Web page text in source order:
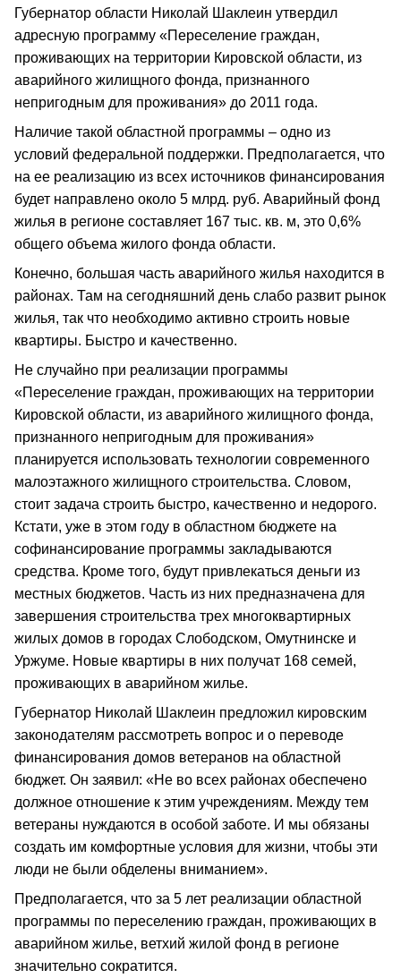
Губернатор области Николай Шаклеин утвердил
адресную программу «Переселение граждан,
проживающих на территории Кировской области, из
аварийного жилищного фонда, признанного
непригодным для проживания» до 2011 года.
Наличие такой областной программы – одно из
условий федеральной поддержки. Предполагается, что
на ее реализацию из всех источников финансирования
будет направлено около 5 млрд. руб. Аварийный фонд
жилья в регионе составляет 167 тыс. кв. м, это 0,6%
общего объема жилого фонда области.
Конечно, большая часть аварийного жилья находится в
районах. Там на сегодняшний день слабо развит рынок
жилья, так что необходимо активно строить новые
квартиры. Быстро и качественно.
Не случайно при реализации программы
«Переселение граждан, проживающих на территории
Кировской области, из аварийного жилищного фонда,
признанного непригодным для проживания»
планируется использовать технологии современного
малоэтажного жилищного строительства. Словом,
стоит задача строить быстро, качественно и недорого.
Кстати, уже в этом году в областном бюджете на
софинансирование программы закладываются
средства. Кроме того, будут привлекаться деньги из
местных бюджетов. Часть из них предназначена для
завершения строительства трех многоквартирных
жилых домов в городах Слободском, Омутнинске и
Уржуме. Новые квартиры в них получат 168 семей,
проживающих в аварийном жилье.
Губернатор Николай Шаклеин предложил кировским
законодателям рассмотреть вопрос и о переводе
финансирования домов ветеранов на областной
бюджет. Он заявил: «Не во всех районах обеспечено
должное отношение к этим учреждениям. Между тем
ветераны нуждаются в особой заботе. И мы обязаны
создать им комфортные условия для жизни, чтобы эти
люди не были обделены вниманием».
Предполагается, что за 5 лет реализации областной
программы по переселению граждан, проживающих в
аварийном жилье, ветхий жилой фонд в регионе
значительно сократится.